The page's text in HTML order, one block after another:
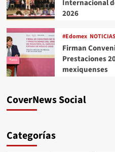
Internacional
2026
#Edomex
Firman
Prestaciones
mexiquenses
CoverNews Social
Categorías